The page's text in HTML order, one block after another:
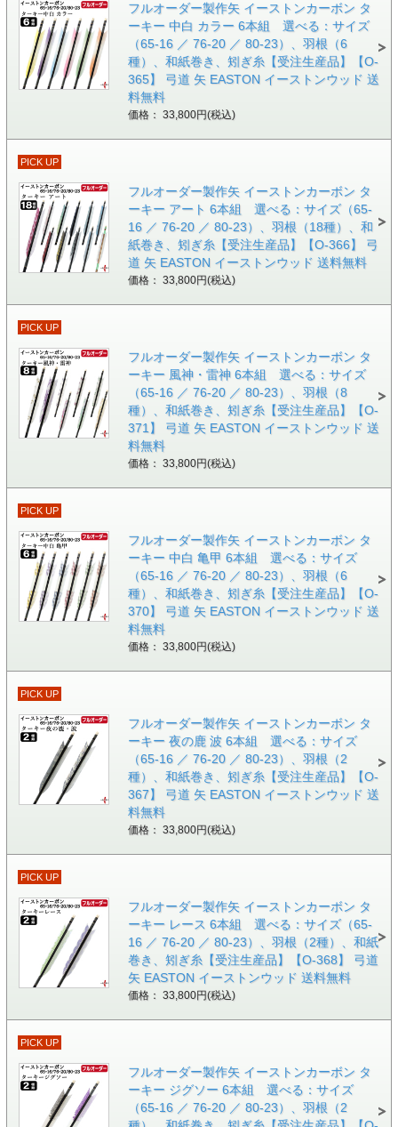
フルオーダー製作矢 イーストンカーボン タ
ーキー 中白 カラー 6本組 選べる：サイズ
（65-16 ／ 76-20 ／ 80-23）、羽根（6
種）、和紙巻き、矧ぎ糸【受注生産品】【O-
365】 弓道 矢 EASTON イーストンウッド 送
料無料
価格： 33,800円(税込)
PICK UP
フルオーダー製作矢 イーストンカーボン タ
ーキー アート 6本組 選べる：サイズ（65-
16 ／ 76-20 ／ 80-23）、羽根（18種）、和
紙巻き、矧ぎ糸【受注生産品】【O-366】 弓
道 矢 EASTON イーストンウッド 送料無料
価格： 33,800円(税込)
PICK UP
フルオーダー製作矢 イーストンカーボン タ
ーキー 風神・雷神 6本組 選べる：サイズ
（65-16 ／ 76-20 ／ 80-23）、羽根（8
種）、和紙巻き、矧ぎ糸【受注生産品】【O-
371】 弓道 矢 EASTON イーストンウッド 送
料無料
価格： 33,800円(税込)
PICK UP
フルオーダー製作矢 イーストンカーボン タ
ーキー 中白 亀甲 6本組 選べる：サイズ
（65-16 ／ 76-20 ／ 80-23）、羽根（6
種）、和紙巻き、矧ぎ糸【受注生産品】【O-
370】 弓道 矢 EASTON イーストンウッド 送
料無料
価格： 33,800円(税込)
PICK UP
フルオーダー製作矢 イーストンカーボン タ
ーキー 夜の鹿 波 6本組 選べる：サイズ
（65-16 ／ 76-20 ／ 80-23）、羽根（2
種）、和紙巻き、矧ぎ糸【受注生産品】【O-
367】 弓道 矢 EASTON イーストンウッド 送
料無料
価格： 33,800円(税込)
PICK UP
フルオーダー製作矢 イーストンカーボン タ
ーキー レース 6本組 選べる：サイズ（65-
16 ／ 76-20 ／ 80-23）、羽根（2種）、和紙
巻き、矧ぎ糸【受注生産品】【O-368】 弓道
矢 EASTON イーストンウッド 送料無料
価格： 33,800円(税込)
PICK UP
フルオーダー製作矢 イーストンカーボン タ
ーキー ジグソー 6本組 選べる：サイズ
（65-16 ／ 76-20 ／ 80-23）、羽根（2